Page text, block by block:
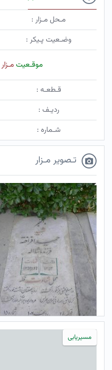
مـحل مـزار :
وضـعیت پـیکر :
موقـعیتمـزار
قـطعـه :
ردیـف :
شـماره :
تـصویر مـزار
مسیریابی